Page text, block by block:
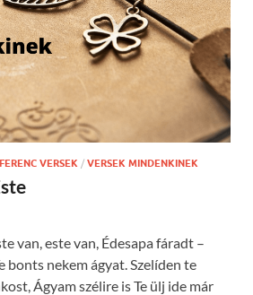
VERSEK / VERSEK MINDENKINEK
van, este van, Édesapa fáradt –
bonts nekem ágyat. Szelíden te
Ágyam szélire is Te ülj ide már